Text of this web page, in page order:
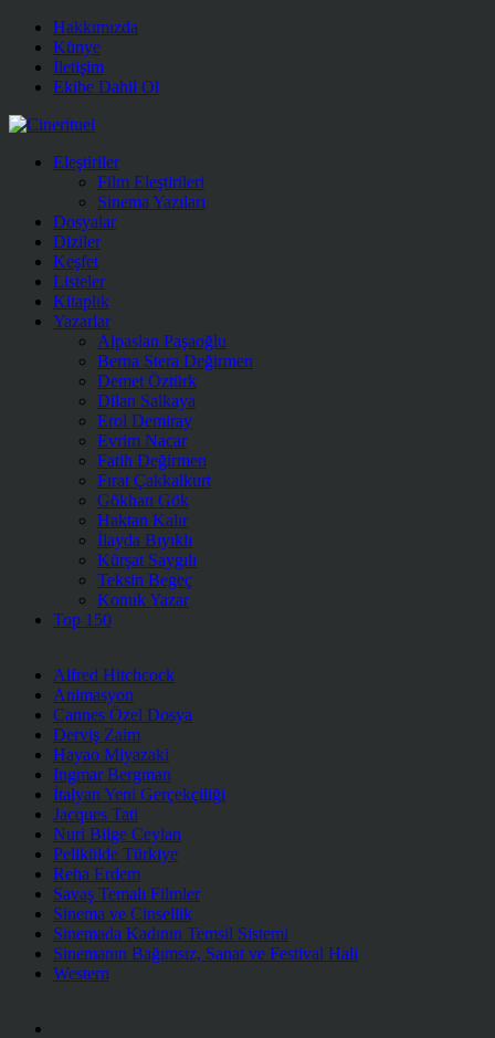
Hakkımızda
Künye
İletişim
Ekibe Dahil Ol
Eleştiriler
Film Eleştirileri
Sinema Yazıları
Dosyalar
Diziler
Keşfet
Listeler
Kitaplık
Yazarlar
Alpaslan Paşaoğlu
Berna Stera Değirmen
Demet Öztürk
Dilan Salkaya
Erol Demiray
Evrim Nacar
Fatih Değirmen
Fırat Çakkalkurt
Gökhan Gök
Haktan Kalır
İlayda Bıyıklı
Kürşat Saygılı
Teksin Begeç
Konuk Yazar
Top 150
Alfred Hitchcock
Animasyon
Cannes Özel Dosya
Derviş Zaim
Hayao Miyazaki
Ingmar Bergman
İtalyan Yeni Gerçekçiliği
Jacques Tati
Nuri Bilge Ceylan
Pelikülde Türkiye
Reha Erdem
Savaş Temalı Filmler
Sinema ve Cinsellik
Sinemada Kadının Temsil Sistemi
Sinemanın Bağımsız, Sanat ve Festival Hali
Western